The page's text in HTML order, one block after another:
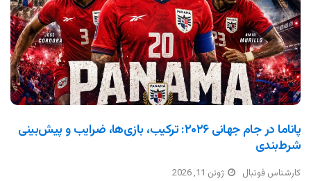
پاناما در جام جهانی ۲۰۲۶: ترکیب، بازی‌ها، ضرایب و پیش‌بینی
شرط‌بندی
کارشناس فوتبال ژوئن 11, 2026